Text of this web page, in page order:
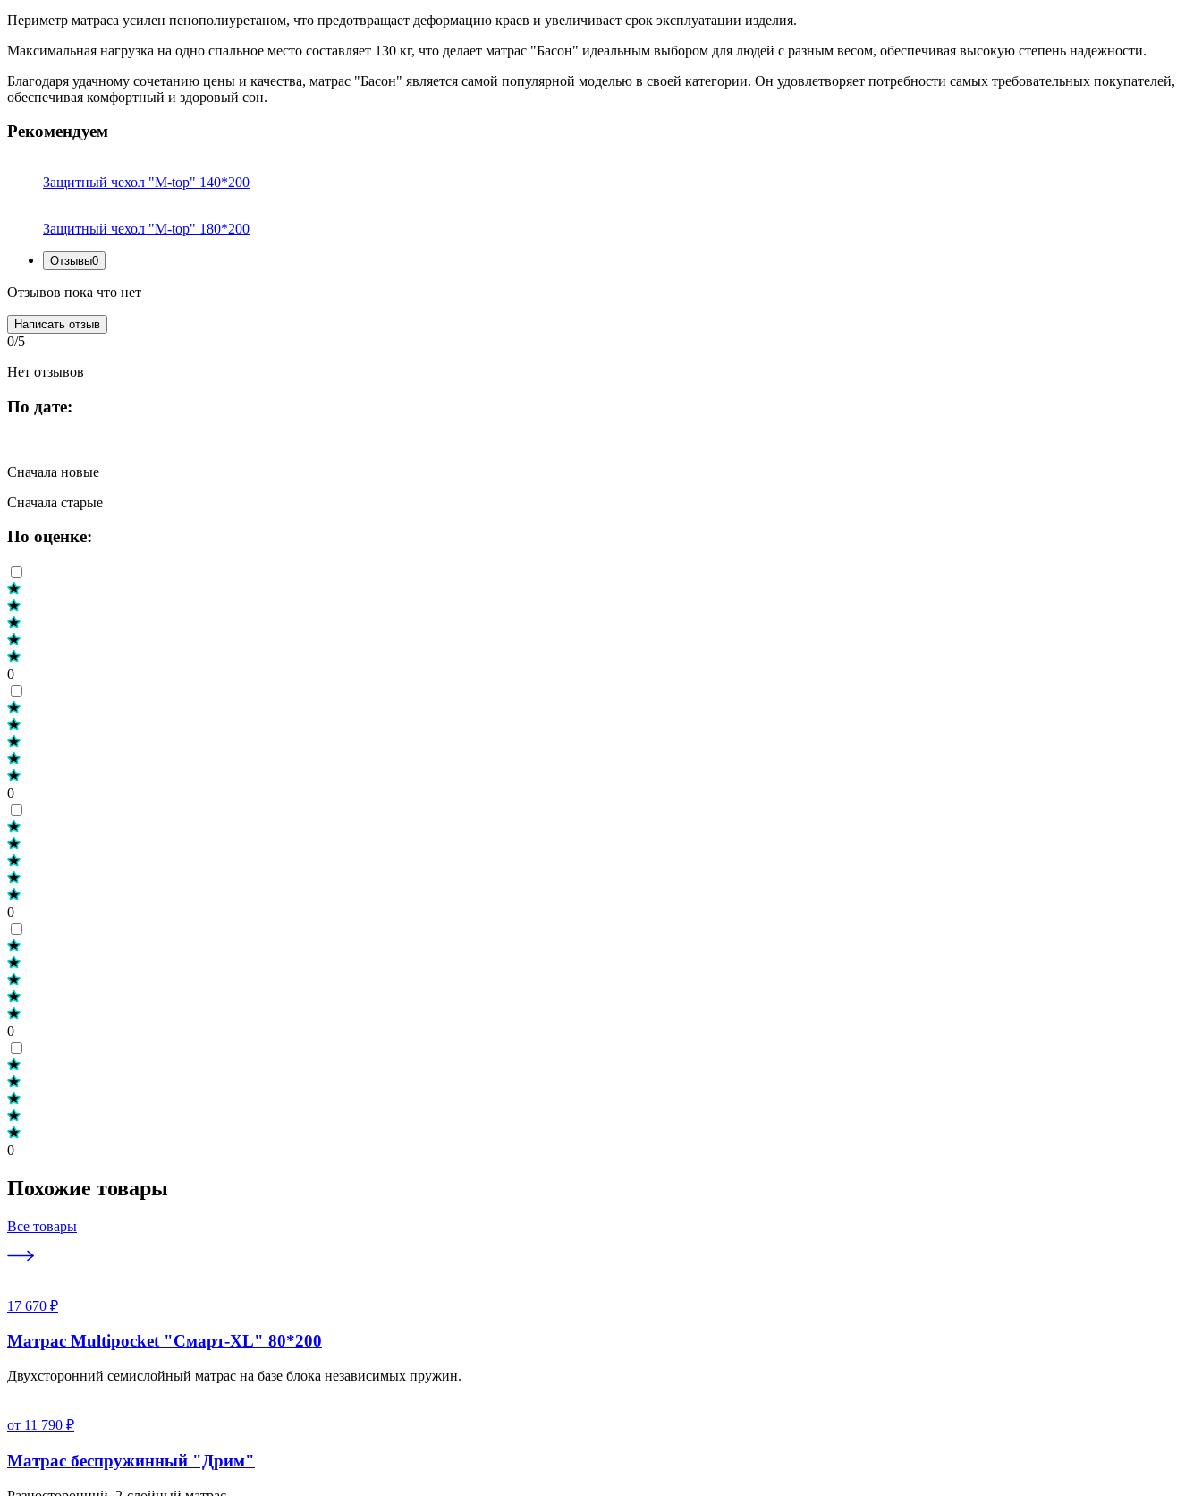
Периметр матраса усилен пенополиуретаном, что предотвращает деформацию краев и увеличивает срок эксплуатации изделия.
Максимальная нагрузка на одно спальное место составляет 130 кг, что делает матрас "Басон" идеальным выбором для людей с разным весом, обеспечивая высокую степень надежности.
Благодаря удачному сочетанию цены и качества, матрас "Басон" является самой популярной моделью в своей категории. Он удовлетворяет потребности самых требовательных покупателей,
обеспечивая комфортный и здоровый сон.
Рекомендуем
Защитный чехол "M-top" 140*200
Защитный чехол "M-top" 180*200
Отзывы0
Отзывов пока что нет
Написать отзыв
0/5
Нет отзывов
По дате:
Сначала новые
Сначала старые
По оценке:
0
0
0
0
0
Похожие товары
Все товары
17 670 ₽
Матрас Multipocket "Смарт-XL" 80*200
Двухсторонний семислойный матрас на базе блока независимых пружин.
от 11 790 ₽
Матрас беспружинный "Дрим"